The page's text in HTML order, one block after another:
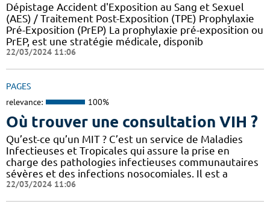
Dépistage Accident d'Exposition au Sang et Sexuel
(AES) / Traitement Post-Exposition (TPE) Prophylaxie
Pré-Exposition (PrEP) La prophylaxie pré-exposition ou
PrEP, est une stratégie médicale, disponib
22/03/2024 11:06
PAGES
relevance: 100%
Où trouver une consultation VIH ?
Qu’est-ce qu’un MIT ? C’est un service de Maladies
Infectieuses et Tropicales qui assure la prise en
charge des pathologies infectieuses communautaires
sévères et des infections nosocomiales. Il est a
22/03/2024 11:06